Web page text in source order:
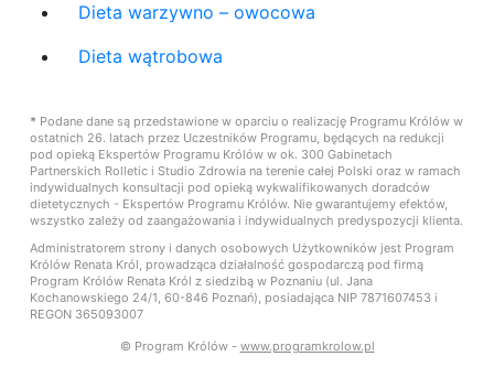
Dieta warzywno – owocowa
Dieta wątrobowa
* Podane dane są przedstawione w oparciu o realizację Programu Królów w
ostatnich 26. latach przez Uczestników Programu, będących na redukcji
pod opieką Ekspertów Programu Królów w ok. 300 Gabinetach
Partnerskich Rolletic i Studio Zdrowia na terenie całej Polski oraz w ramach
indywidualnych konsultacji pod opieką wykwalifikowanych doradców
dietetycznych - Ekspertów Programu Królów. Nie gwarantujemy efektów,
wszystko zależy od zaangażowania i indywidualnych predyspozycji klienta.
Administratorem strony i danych osobowych Użytkowników jest Program
Królów Renata Król, prowadząca działalność gospodarczą pod firmą
Program Królów Renata Król z siedzibą w Poznaniu (ul. Jana
Kochanowskiego 24/1, 60-846 Poznań), posiadająca NIP 7871607453 i
REGON 365093007
© Program Królów - www.programkrolow.pl